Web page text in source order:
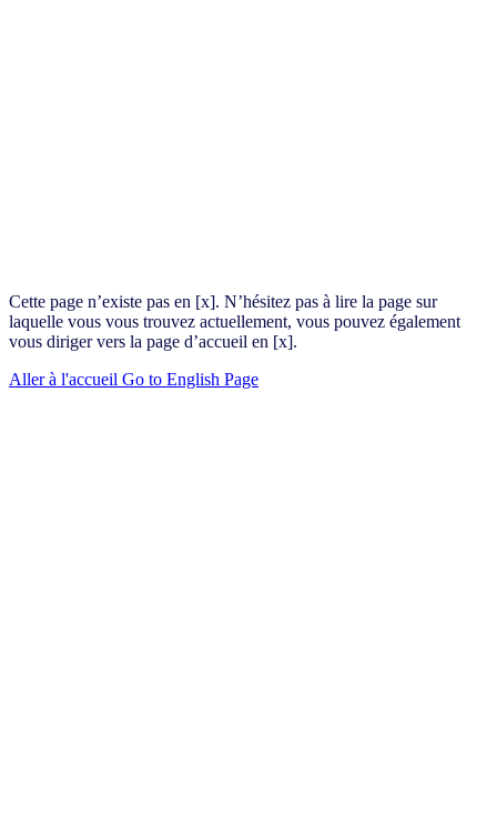
Cette page n’existe pas en [x]. N’hésitez pas à lire la page sur
laquelle vous vous trouvez actuellement, vous pouvez également
vous diriger vers la page d’accueil en [x].
Aller à l'accueil Go to English Page